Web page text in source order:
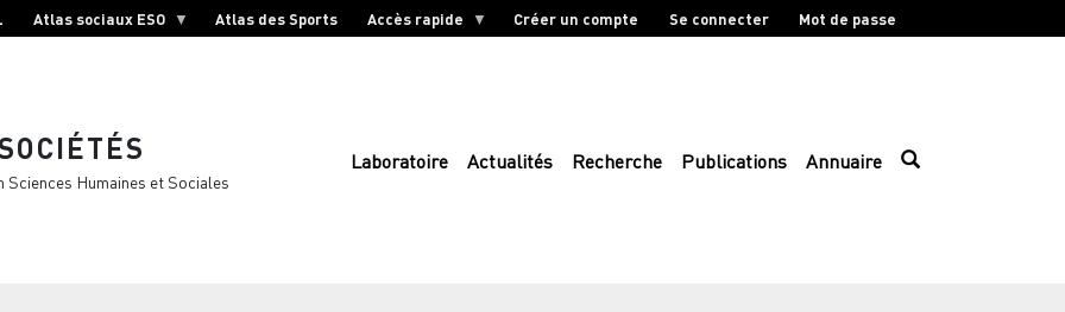
Atlas sociaux ESO Atlas des Sports Accès rapide Créer un compte Se connecter Mot de passe
Humaines et Sociales
Laboratoire Actualités Recherche Publications Annuaire